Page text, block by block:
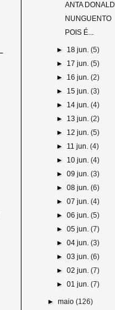
ANTA DONALD
NUNGUENTO
POIS É...
► 18 jun. (5)
► 17 jun. (5)
► 16 jun. (2)
► 15 jun. (3)
► 14 jun. (4)
► 13 jun. (2)
► 12 jun. (5)
► 11 jun. (4)
► 10 jun. (4)
► 09 jun. (3)
► 08 jun. (6)
► 07 jun. (4)
► 06 jun. (5)
► 05 jun. (7)
► 04 jun. (3)
► 03 jun. (6)
► 02 jun. (7)
► 01 jun. (7)
►maio(126)